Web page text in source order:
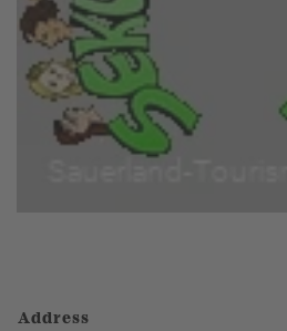
Address